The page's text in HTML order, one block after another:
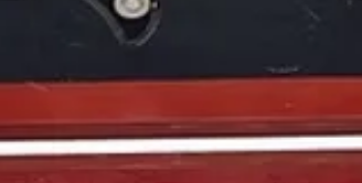
marcaron a toda
futbolista
futbolistasLuka
el actor gallego